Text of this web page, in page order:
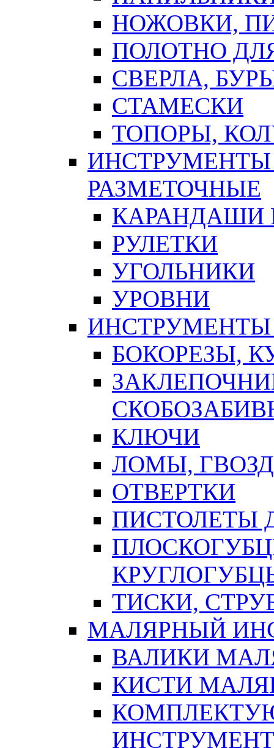
НОЖОВКИ,
ПОЛОТНО
СВЕРЛА,
СТАМЕСКИ
ТОПОРЫ,
ИНСТРУМЕНТЫ
РАЗМЕТОЧНЫЕ
КАРАНДАШИ
РУЛЕТКИ
УГОЛЬНИКИ
УРОВНИ
БОКОРЕЗЫ,
КЛЮЧИ
ЛОМЫ,
ОТВЕРТКИ
ПИСТОЛЕТЫ
ТИСКИ,
МАЛЯРНЫЙ
ВАЛИКИ
КИСТИ